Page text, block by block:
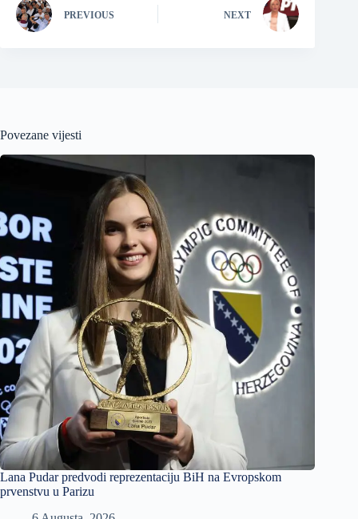
PREVIOUS NEXT
Povezane vijesti
Lana Pudar predvodi reprezentaciju BiH na Evropskom
prvenstvu u Parizu